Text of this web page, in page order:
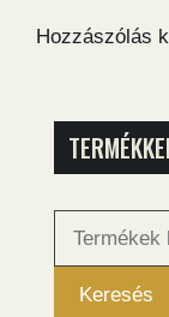
Hozzászólás
Keresés
Keresés